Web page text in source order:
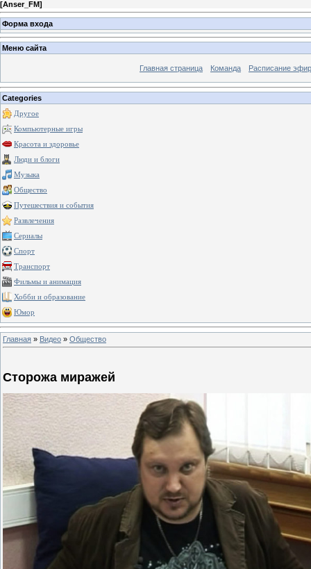
[Anser_FM]
Форма входа
Меню сайта
Главная страница Команда Расписание
Categories
Другое
Компьютерные игры
Красота и здоровье
Люди и блоги
Музыка
Общество
Путешествия и события
Развлечения
Сериалы
Спорт
Транспорт
Фильмы и анимация
Хобби и образование
Юмор
Главная » Видео » Общество
Сторожа миражей